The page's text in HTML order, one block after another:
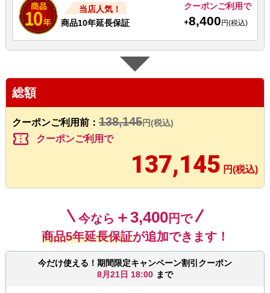
当店人気！
商品10年延長保証
クーポンご利用で
+8,400円(税込)
総額
クーポンご利用前： 138,145円(税込)
confirmation_number クーポンご利用で
137,145 円(税込)
今なら ＋3,400円で
商品5年延長保証が追加できます！
今だけ使える！期間限定キャンペーン割引クーポン
8月21日 18:00 まで